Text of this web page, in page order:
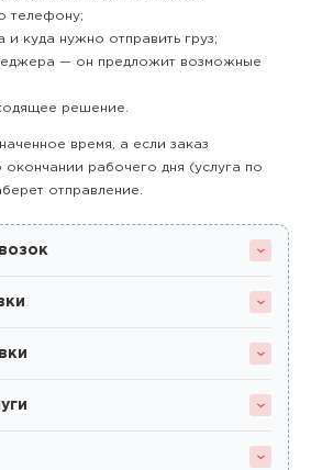
телефону;
и куда нужно отправить груз;
— он предложит возможные
решение.
время, а если заказ
рабочего дня (услуга по
отправление.